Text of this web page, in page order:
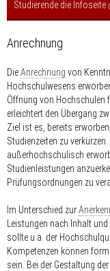
Studierende die Infoseite
Anrechnung
DieAnrechnung von
Hochschulwesens
Öffnung von Hochschulen
erleichtert den Übergang
Ziel ist es, bereits
Studienzeiten zu
außerhochschulisch
Studienleistungen
Prüfungsordnungen zu
Im Unterschied zur
Leistungen nach Inhalt
sollte u.a. der
Kompetenzen können
sein. Bei der Gestaltung